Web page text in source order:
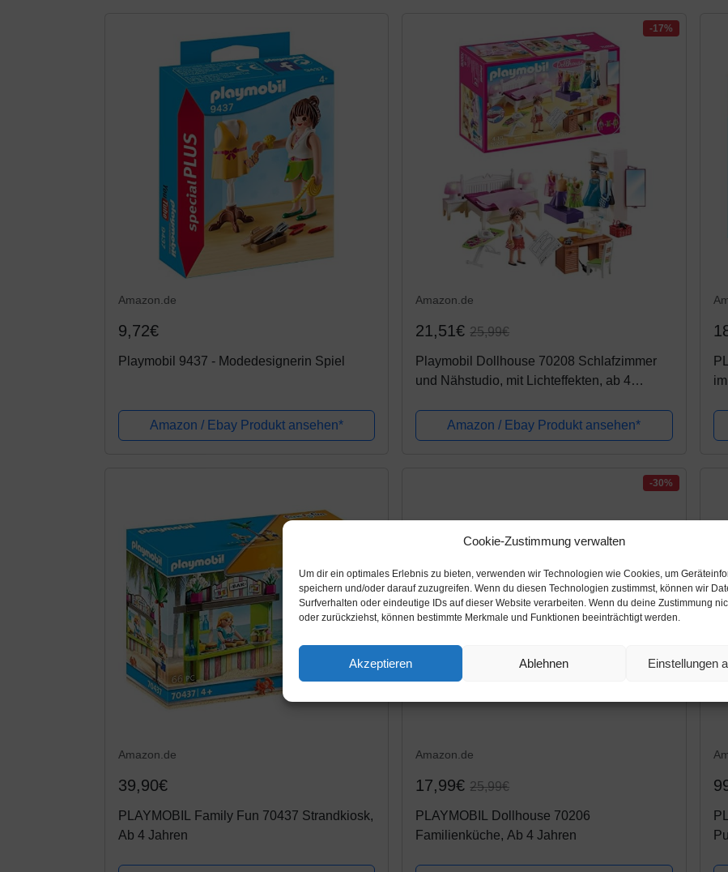
Cookie-Zustimmung verwalten
Um dir ein optimales Erlebnis zu bieten, verwenden wir Technologien wie Cookies, um
speichern und/oder darauf zuzugreifen. Wenn du diesen Technologien zustimmst, können wir
Surfverhalten oder eindeutige IDs auf dieser Website verarbeiten. Wenn du deine Zustimmung
oder zurückziehst, können bestimmte Merkmale und Funktionen beeinträchtigt werden.
Akzeptieren Ablehnen Einstellungen
Amazon.de
9,72€
Playmobil 9437 - Modedesignerin Spiel
Amazon / Ebay Produkt ansehen*
-17%
Amazon.de
21,51€25,99€
Playmobil Dollhouse 70208 Schlafzimmer
und Nähstudio, mit Lichteffekten, ab 4
Amazon / Ebay Produkt ansehen*
Amazon.de
39,90€
PLAYMOBIL Family Fun 70437 Strandkiosk,
Ab 4 Jahren
-30%
Amazon.de
17,99€25,99€
PLAYMOBIL Dollhouse 70206
Familienküche, Ab 4 Jahren